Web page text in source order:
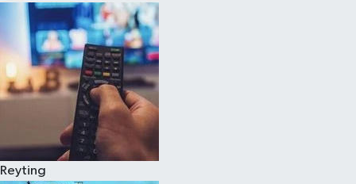
Reyting